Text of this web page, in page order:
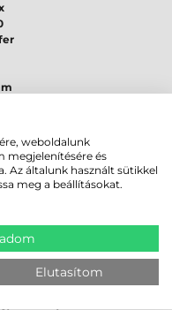
ÉS „MIKOR
anyagi veszteséggel járna,
kell maradniuk zord
miatt különösen ajánlott az
ahol az apró alkatrészek
a megfelelő választás, ha a
weboldalunk
megjelenítésére és
Az általunk használt sütikkel
meg a beállításokat.
Elutasítom